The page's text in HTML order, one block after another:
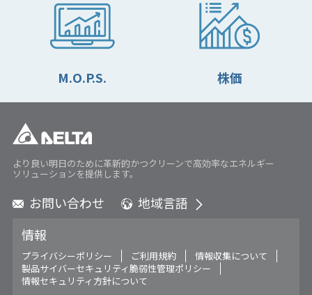
M.O.P.S. 株価
より良い明日のために革新的かつクリーンで高効率なエネルギー
ソリューションを提供します。
お問い合わせ 地域言語
Americas - English
Australia - English
China - 简体中文
情報
プライバシーポリシー ご利用規約
情報収集について
製品サイバーセキュリティ脆弱性管理ポリシー
情報セキュリティ方針について